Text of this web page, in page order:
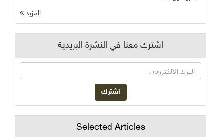
المزيد
اشترك معنا في النشرة البريدية
Selected Articles